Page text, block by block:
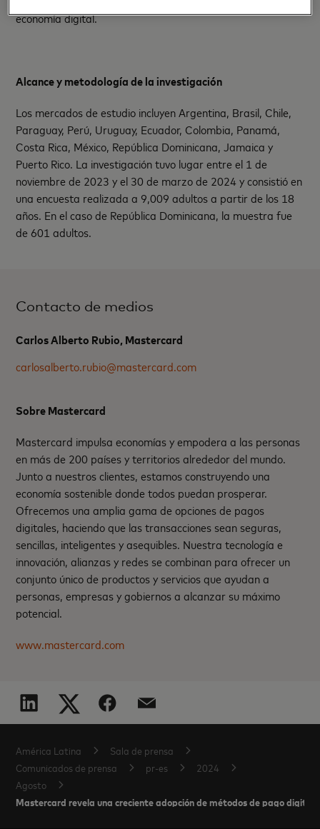
economía digital.
Alcance y metodología de la investigación
Los mercados de estudio incluyen Argentina, Brasil, Chile,
Paraguay, Perú, Uruguay, Ecuador, Colombia, Panamá,
Costa Rica, México, República Dominicana, Jamaica y
Puerto Rico. La investigación tuvo lugar entre el 1 de
noviembre de 2023 y el 30 de marzo de 2024 y consistió en
una encuesta realizada a 9,009 adultos a partir de los 18
años. En el caso de República Dominicana, la muestra fue
de 601 adultos.
Contacto de medios
Carlos Alberto Rubio, Mastercard
carlosalberto.rubio@mastercard.com
Sobre Mastercard
Mastercard impulsa economías y empodera a las personas
en más de 200 países y territorios alrededor del mundo.
Junto a nuestros clientes, estamos construyendo una
economía sostenible donde todos puedan prosperar.
Ofrecemos una amplia gama de opciones de pagos
digitales, haciendo que las transacciones sean seguras,
sencillas, inteligentes y asequibles. Nuestra tecnología e
innovación, alianzas y redes se combinan para ofrecer un
conjunto único de productos y servicios que ayudan a
personas, empresas y gobiernos a alcanzar su máximo
potencial.
www.mastercard.com
América Latina
Sala de prensa
Comunicados de prensa
pr-es
2024
Agosto
Mastercard revela una creciente adopción de métodos de pago